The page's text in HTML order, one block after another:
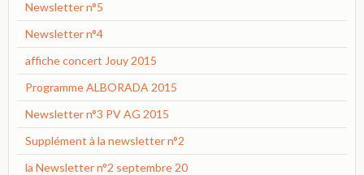
Newsletter n°5
Newsletter n°4
affiche concert Jouy 2015
Programme ALBORADA 2015
Newsletter n°3 PV AG 2015
Supplément à la newsletter n°2
la Newsletter n°2 septembre 20